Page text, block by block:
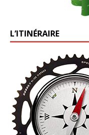
L’ITINÉRAIRE